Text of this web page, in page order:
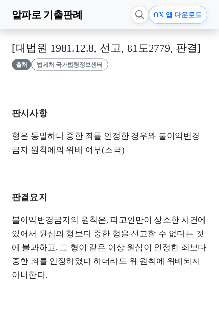
알파로 기출판례 OX 앱 다운로드
[대법원 1981.12.8, 선고, 81도2779, 판결]
출처 법제처 국가법령정보센터
판시사항
형은 동일하나 중한 죄를 인정한 경우와 불이익변경
금지 원칙에의 위배 여부(소극)
판결요지
불이익변경금지의 원칙은, 피고인만이 상소한 사건에
있어서 원심의 형보다 중한 형을 선고할 수 없다는 것
에 불과하고, 그 형이 같은 이상 원심이 인정한 죄보다
중한 죄를 인정하였다 하더라도 위 원칙에 위배되지
아니한다.